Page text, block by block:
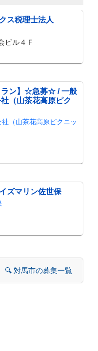
ス税理士法人
ビル４Ｆ
ラン】☆急募☆ / 一般
（山茶花高原ピク
（山茶花高原ピクニッ
ズマリン佐世保
🔍 対馬市の募集一覧